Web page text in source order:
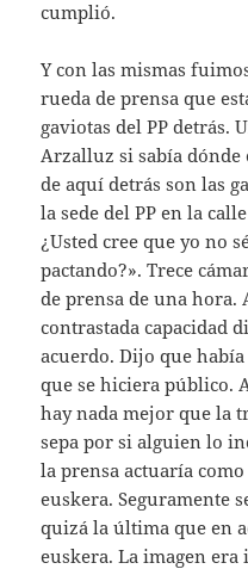
cumplió.
Y con las mismas
rueda de prensa que
gaviotas del PP detrás.
Arzalluz si sabía dónde
de aquí detrás son las
la sede del PP en la
¿Usted cree que yo no
pactando?». Trece
de prensa de una
contrastada capacidad
acuerdo. Dijo que
que se hiciera público.
hay nada mejor que la
sepa por si alguien lo
la prensa actuaría
euskera. Seguramente
quizá la última que en
euskera. La imagen